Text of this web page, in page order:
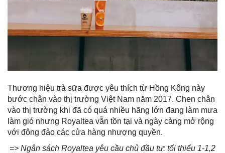
Thương hiệu trà sữa được yêu thích từ Hồng Kông này
bước chân vào thị trường Việt Nam năm 2017. Chen chân
vào thị trường khi đã có quá nhiều hãng lớn đang làm mưa
làm gió nhưng Royaltea vẫn tồn tại và ngày càng mở rộng
với đông đảo các cửa hàng nhượng quyền.
=> Ngân sách Royaltea yêu cầu chủ đầu tư: tối thiểu 1-1,2